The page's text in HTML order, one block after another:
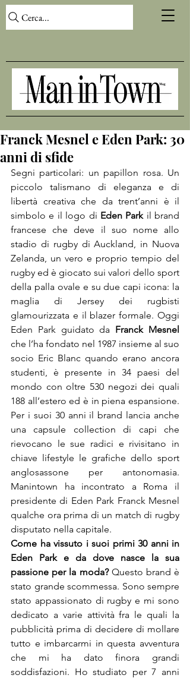
Cerca...
Franck Mesnel e Eden Park: 30
anni di sfide
Segni particolari: un papillon rosa. Un
piccolo talismano di eleganza e di
libertà creativa che da trent’anni è il
simbolo e il logo di Eden Park il brand
francese che deve il suo nome allo
stadio di rugby di Auckland, in Nuova
Zelanda, un vero e proprio tempio del
rugby ed è giocato sui valori dello sport
della palla ovale e su due capi icona: la
maglia di Jersey dei rugbisti
glamourizzata e il blazer formale. Oggi
Eden Park guidato da Franck Mesnel
che l’ha fondato nel 1987 insieme al suo
socio Eric Blanc quando erano ancora
studenti, è presente in 34 paesi del
mondo con oltre 530 negozi dei quali
188 all’estero ed è in piena espansione.
Per i suoi 30 anni il brand lancia anche
una capsule collection di capi che
rievocano le sue radici e rivisitano in
chiave lifestyle le grafiche dello sport
anglosassone per antonomasia.
Manintown ha incontrato a Roma il
presidente di Eden Park Franck Mesnel
qualche ora prima di un match di rugby
disputato nella capitale.
Come ha vissuto i suoi primi 30 anni in
Eden Park e da dove nasce la sua
passione per la moda? Questo brand è
stato grande scommessa. Sono sempre
stato appassionato di rugby e mi sono
dedicato a varie attività fra le quali la
pubblicità prima di decidere di mollare
tutto e imbarcarmi in questa avventura
che mi ha dato finora grandi
soddisfazioni. Ho studiato per 7 anni